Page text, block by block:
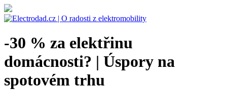
-30 % za elektřinu
domácnosti? | Úspory na
spotovém trhu